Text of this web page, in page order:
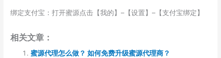
绑定支付宝：打开蜜源点击【我的】–【设置】–【支付宝绑定】
相关文章：
蜜源代理怎么做？ 如何免费升级蜜源代理商？